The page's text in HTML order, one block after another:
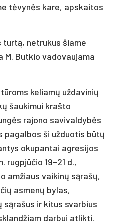
tėvynės kare, apskaitos
turtą, netrukus šiame
Butkio vadovaujama
keliamų uždavinių
šaukimui krašto
rajono savivaldybės
pagalbos ši užduotis būtų
okupantai agresijos
rugpjūčio 19–21 d.,
amžiaus vaikinų sąrašų,
asmenų bylas,
ir kitus svarbius
darbui atlikti.